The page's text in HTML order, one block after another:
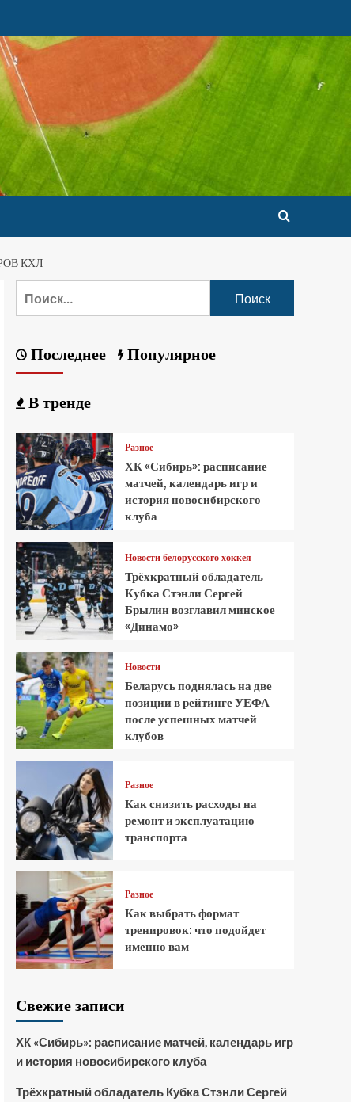
КХЛ
Последнее Популярное
В тренде
Разное
ХК «Сибирь»: расписание
матчей, календарь игр и
история новосибирского
клуба
Новости белорусского хоккея
Трёхкратный обладатель
Кубка Стэнли Сергей
Брылин возглавил минское
«Динамо»
Новости
Беларусь поднялась на две
позиции в рейтинге УЕФА
после успешных матчей
клубов
Разное
Как снизить расходы на
ремонт и эксплуатацию
транспорта
Разное
Как выбрать формат
тренировок: что подойдет
именно вам
Свежие записи
ХК «Сибирь»: расписание матчей, календарь игр
и история новосибирского клуба
Трёхкратный обладатель Кубка Стэнли Сергей